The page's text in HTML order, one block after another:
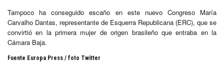
Tampoco ha conseguido escaño en este nuevo Congreso María
Carvalho Dantas, representante de Esquerra Republicana (ERC), que se
convirtió en la primera mujer de origen brasileño que entraba en la
Cámara Baja.
Fuente Europa Press / foto Twitter